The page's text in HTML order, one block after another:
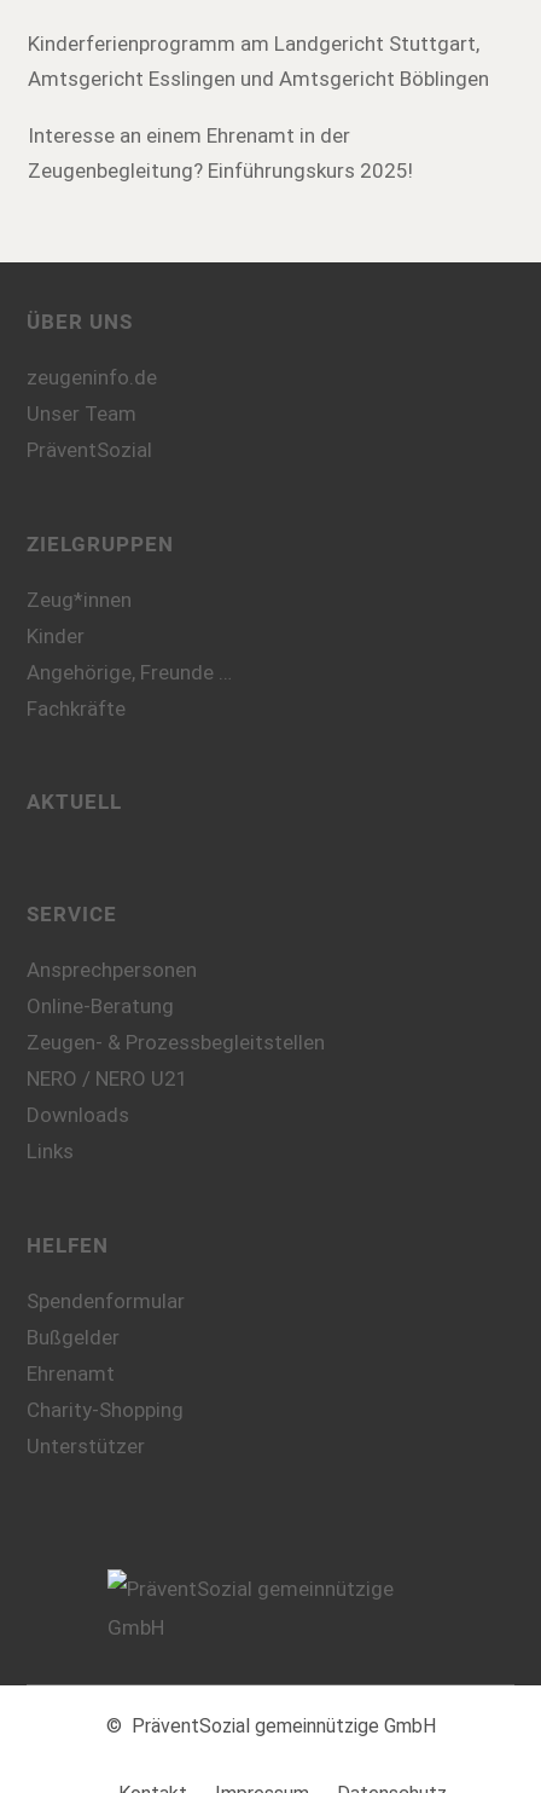
Kinderferienprogramm am Landgericht Stuttgart,
Amtsgericht Esslingen und Amtsgericht Böblingen
Interesse an einem Ehrenamt in der
Zeugenbegleitung? Einführungskurs 2025!
ÜBER UNS
zeugeninfo.de
Unser Team
PräventSozial
ZIELGRUPPEN
Zeug*innen
Kinder
Angehörige, Freunde …
Fachkräfte
AKTUELL
SERVICE
Ansprechpersonen
Online-Beratung
Zeugen- & Prozessbegleitstellen
NERO / NERO U21
Downloads
Links
HELFEN
Spendenformular
Bußgelder
Ehrenamt
Charity-Shopping
Unterstützer
© PräventSozial gemeinnützige GmbH